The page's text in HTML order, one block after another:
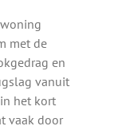
met de
en
vanuit
het kort
vaak door